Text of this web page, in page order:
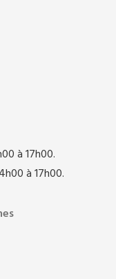
à 17h00.
à 17h00.